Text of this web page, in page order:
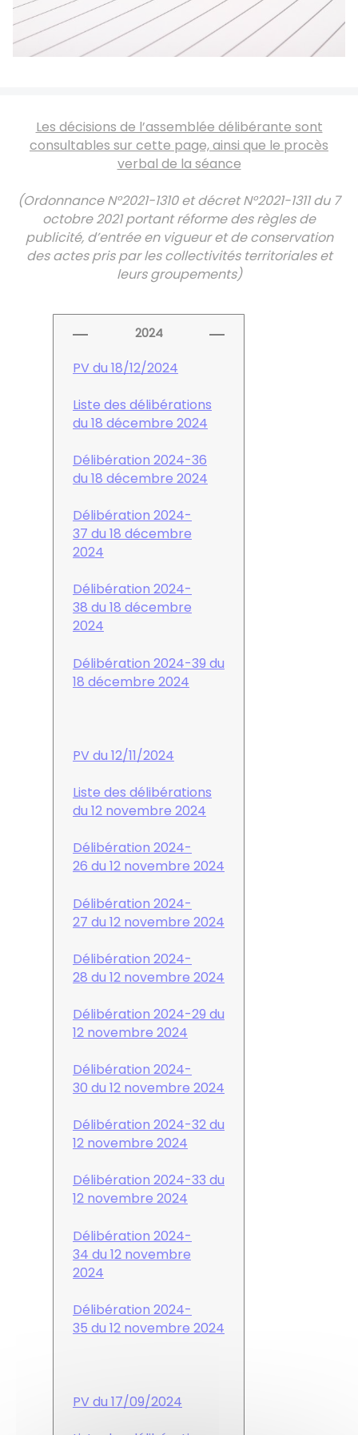
Les décisions de l’assemblée délibérante sont
consultables sur cette page, ainsi que le procès
verbal de la séance
(Ordonnance N°2021-1310 et décret N°2021-1311 du 7
octobre 2021 portant réforme des règles de
publicité, d’entrée en vigueur et de conservation
des actes pris par les collectivités territoriales et
leurs groupements)
2024
PV du 18/12/2024
Liste des délibérations
du 18 décembre 2024
Délibération 2024-36
du 18 décembre 2024
Délibération 2024-
37 du 18 décembre
2024
Délibération 2024-
38 du 18 décembre
2024
Délibération 2024-39 du
18 décembre 2024
PV du 12/11/2024
Liste des délibérations
du 12 novembre 2024
Délibération 2024-
26 du 12 novembre 2024
Délibération 2024-
27 du 12 novembre 2024
Délibération 2024-
28 du 12 novembre 2024
Délibération 2024-29 du
12 novembre 2024
Délibération 2024-
30 du 12 novembre 2024
Délibération 2024-32 du
12 novembre 2024
Délibération 2024-33 du
12 novembre 2024
Délibération 2024-
34 du 12 novembre
2024
Délibération 2024-
35 du 12 novembre 2024
PV du 17/09/2024